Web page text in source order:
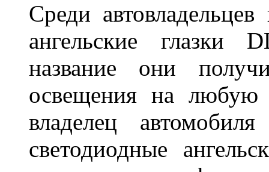
Среди
ангельские глазки
название они
освещения на любую
владелец
светодиодные